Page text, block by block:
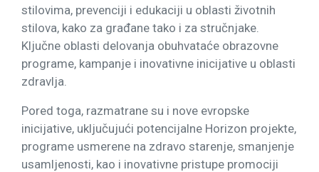
stilovima, prevenciji i edukaciji u oblasti životnih
stilova, kako za građane tako i za stručnjake.
Ključne oblasti delovanja obuhvataće obrazovne
programe, kampanje i inovativne inicijative u oblasti
zdravlja.
Pored toga, razmatrane su i nove evropske
inicijative, uključujući potencijalne Horizon projekte,
programe usmerene na zdravo starenje, smanjenje
usamljenosti, kao i inovativne pristupe promociji